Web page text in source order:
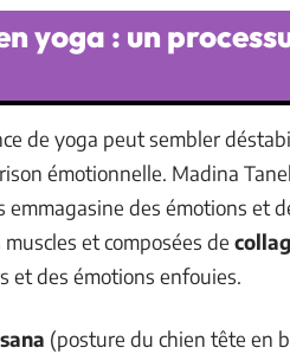
yoga : un
de yoga peut sembler
émotionnelle. Madina
des émotions et
et composées de
et des émotions enfouies.
(posture du chien tête en